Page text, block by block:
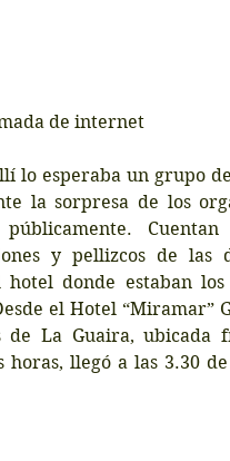
de internet
lo esperaba un grupo
la sorpresa de los
y pellizcos de las
donde estaban
el Hotel “Miramar”
La Guaira, ubicada
llegó a las 3.30